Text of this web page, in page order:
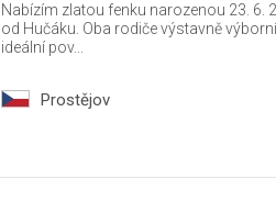
Nabízím zlatou fenku narozenou 23. 6.
od Hučáku. Oba rodiče výstavně
ideální pov...
Prostějov